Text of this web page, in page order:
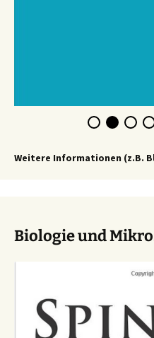
Weitere Informationen (z.B.
Biologie und